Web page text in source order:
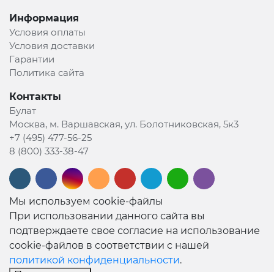
Информация
Условия оплаты
Условия доставки
Гарантии
Политика сайта
Контакты
Булат
Москва, м. Варшавская, ул. Болотниковская, 5к3
+7 (495) 477-56-25
8 (800) 333-38-47
Мы используем cookie-файлы
При использовании данного сайта вы
подтверждаете свое согласие на использование
cookie-файлов в соответствии с нашей
политикой конфиденциальности.